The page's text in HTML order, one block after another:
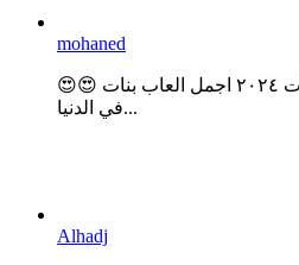
mohaned
😍😍 شكرا علي تنزيل العاب بنات ٢٠٢٤ اجمل العاب بنات
في الدنيا...
Alhadj